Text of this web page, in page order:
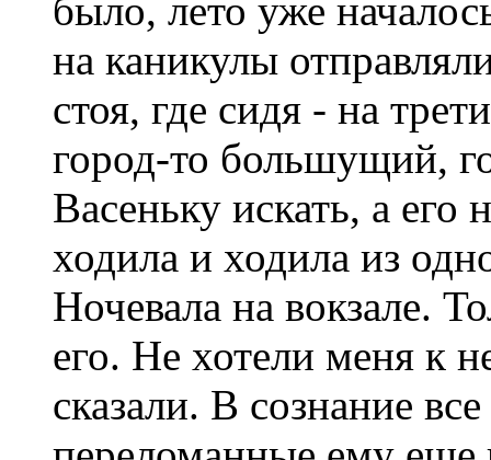
было, лето уже
на каникулы
стоя, где сидя - на
город-то большущий,
Васеньку искать, а его
ходила и ходила из
Ночевала на вокзале.
его. Не хотели меня к
сказали. В сознание